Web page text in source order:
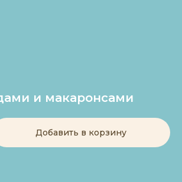
и макаронсами
Добавить в корзину